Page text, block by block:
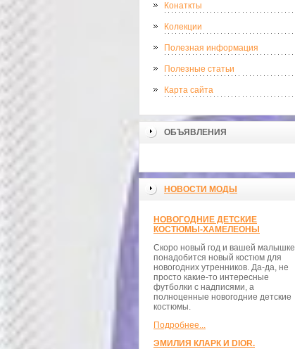
Конаткты
Колекции
Полезная информация
Полезные статьи
Карта сайта
ОБЪЯВЛЕНИЯ
НОВОСТИ МОДЫ
НОВОГОДНИЕ ДЕТСКИЕ
КОСТЮМЫ-ХАМЕЛЕОНЫ
Скоро новый год и вашей малышке
понадобится новый костюм для
новогодних утренников. Да-да, не
просто какие-то интересные
футболки с надписями, а
полноценные новогодние детские
костюмы.
Подробнее...
ЭМИЛИЯ КЛАРК И DIOR.